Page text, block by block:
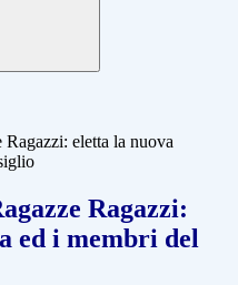
eletta la nuova
Ragazzi:
ed i membri del